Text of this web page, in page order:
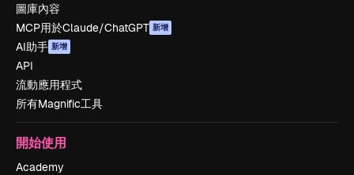
圖庫內容
MCP用於Claude/ChatGPT 新增
AI助手 新增
API
流動應用程式
所有Magnific工具
開始使用
Academy